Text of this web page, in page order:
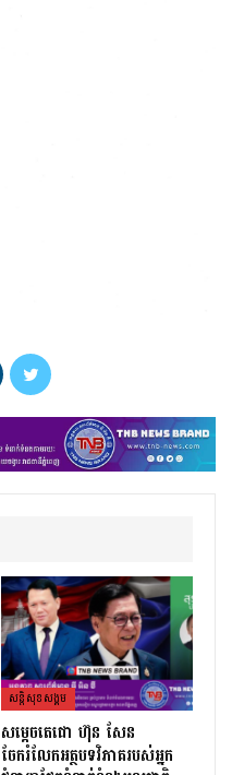
សន្តិសុខសង្គម
សម្តេចតេជោ ហ៊ុន សែន
ចែករំលែកអត្ថបទវិភាគរបស់អ្នក